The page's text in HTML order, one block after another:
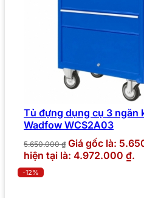
Tủ đựng dụng cụ 3
Wadfow WCS2A03
5.650.000₫ Giá gốc là:
hiện tại là: 4.972.000 ₫.
-12%